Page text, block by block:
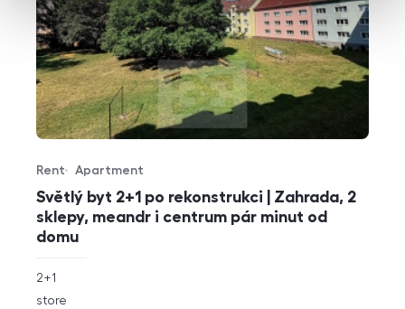
Světlý byt 2+1 po rekonstrukci | Zahrada, 2
sklepy, meandr i centrum pár minut od
domu
Offer type
Rent
Property type
Apartment
rozměry
2+1
funkce
store